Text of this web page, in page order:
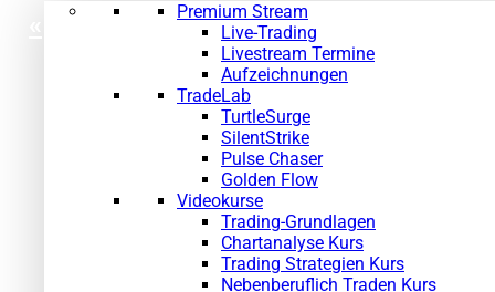
Premium Stream
Live-Trading
Livestream Termine
Aufzeichnungen
TradeLab
TurtleSurge
SilentStrike
Pulse Chaser
Golden Flow
Videokurse
Trading-Grundlagen
Chartanalyse Kurs
Trading Strategien Kurs
Nebenberuflich Traden Kurs